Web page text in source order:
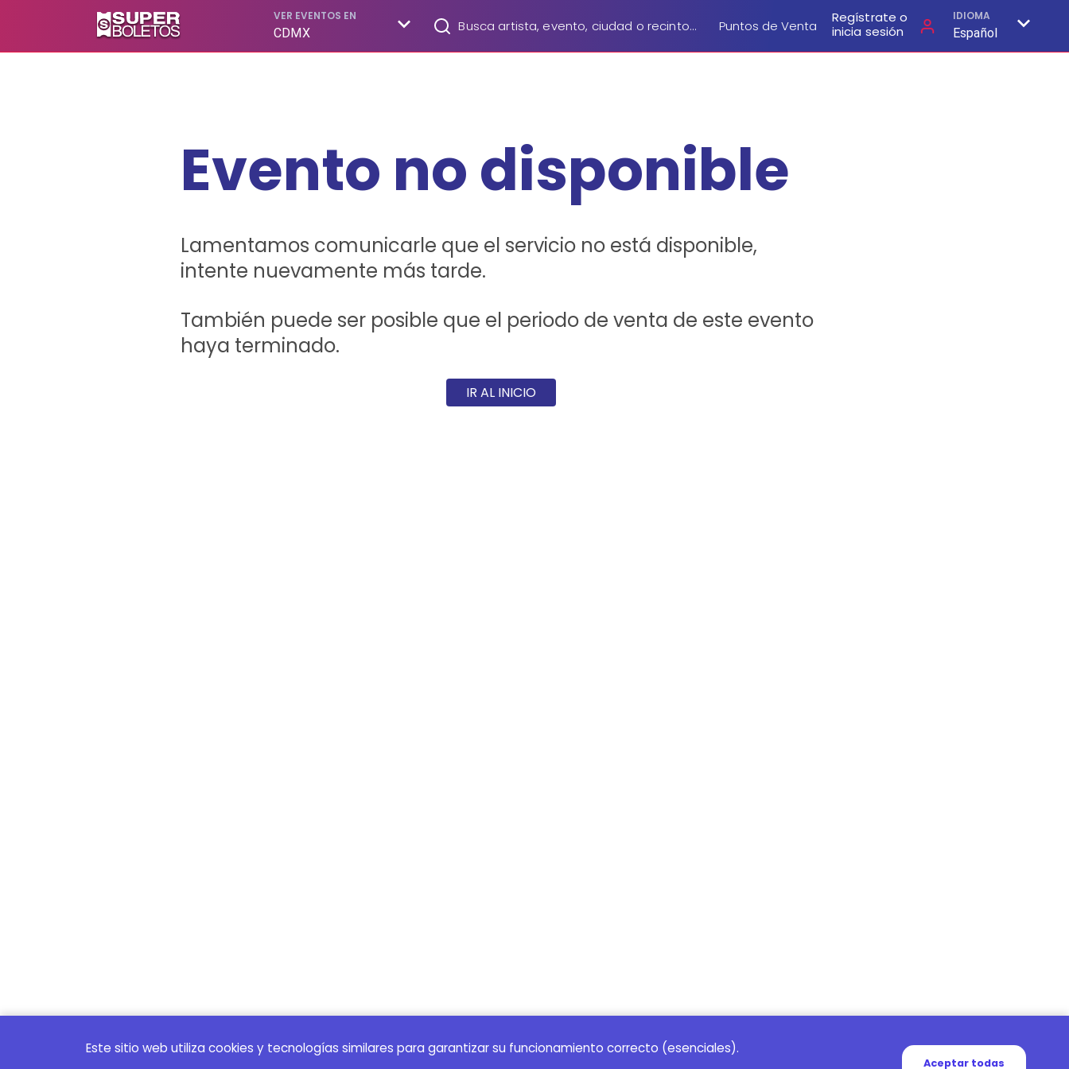
Este sitio web utiliza cookies y tecnologías similares para garantizar su funcionamiento correcto (esenciales).
Aceptar todas
VER EVENTOS EN
CDMX Puntos de Venta
Regístrate o
inicia sesión
IDIOMA
Español
Evento no disponible
Lamentamos comunicarle que el servicio no está disponible,
intente nuevamente más tarde.
También puede ser posible que el periodo de venta de este evento
haya terminado.
IR AL INICIO
SUPERBOLETOS. No hagas filas, compra en línea